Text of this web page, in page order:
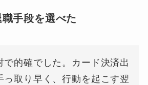
手段を選べた
で的確でした。カード決済出
っ取り早く、行動を起こす翌